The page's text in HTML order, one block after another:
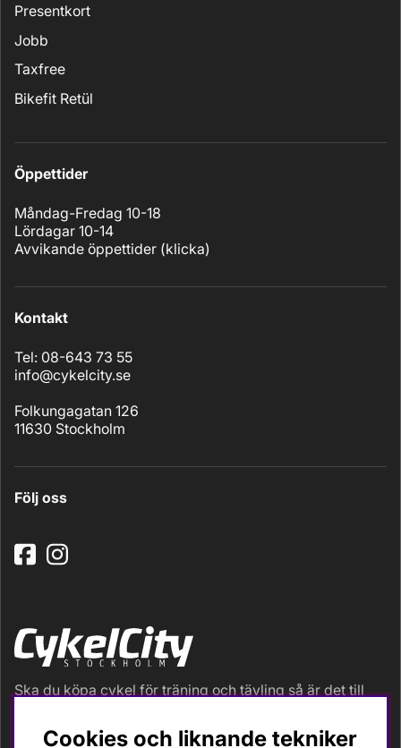
Presentkort
Jobb
Taxfree
Bikefit Retül
Öppettider
Måndag-Fredag 10-18
Lördagar 10-14
Avvikande öppettider (klicka)
Kontakt
Tel: 08-643 73 55
info@cykelcity.se
Folkungagatan 126
11630 Stockholm
Följ oss
Ska du köpa cykel för träning och tävling så är det till
Vi är en mycket personlig cykelaffär med hög
servicegrad och alla vi som jobbar är inbitna cyklister
Cookies och liknande tekniker